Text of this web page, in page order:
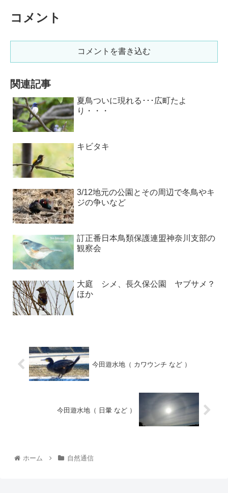
コメント
コメントを書き込む
関連記事
夏鳥ついに現れる･･･広町たよ
り・・・
キビタキ
3/12地元の公園とその周辺で冬鳥やキ
ジの争いなど
訂正番日本鳥類保護連盟神奈川支部の
観察会
大庭 シメ、長久保公園 ヤブサメ？
ほか
今田遊水地（ カワウンチ など ）
今田遊水地（ 日暈 など ）
ホーム 自然通信